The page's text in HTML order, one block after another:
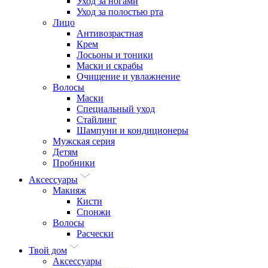
Уход за полостью рта
Лицо
Антивозрастная
Крем
Лосьоны и тоники
Маски и скрабы
Очищение и увлажнение
Волосы
Маски
Специальный уход
Стайлинг
Шампуни и кондиционеры
Мужская серия
Детям
Пробники
Аксессуары
Макияж
Кисти
Спонжи
Волосы
Расчески
Твой дом
Аксессуары